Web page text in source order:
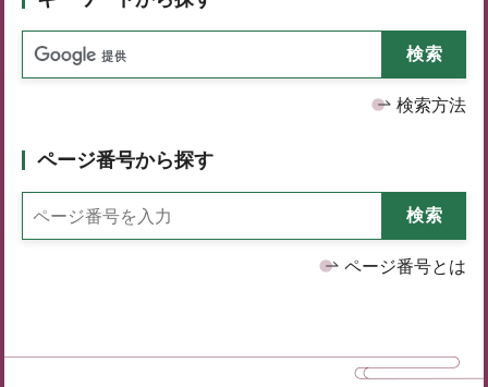
検索方法
ページ番号から探す
ページ番号とは